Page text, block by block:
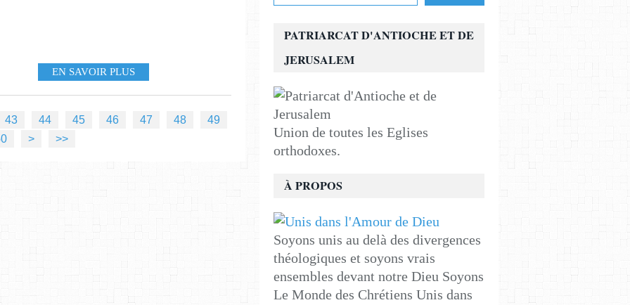
EN SAVOIR PLUS
43 44 45 46 47 48
49
60
70
80
90
100
200
> >>
PATRIARCAT D'ANTIOCHE ET DE
JERUSALEM
Union de toutes les Eglises
orthodoxes.
À PROPOS
Soyons unis au delà des divergences
théologiques et soyons vrais
ensembles devant notre Dieu Soyons
Le Monde des Chrétiens Unis dans